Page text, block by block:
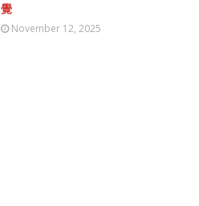
覺
November 12, 2025